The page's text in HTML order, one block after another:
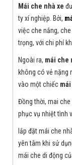
Mái che nhà xe
ty xí nghiệp. Bởi,
việc che nắng,
trọng, với chi phí
Ngoài ra, mái che
không có vẻ nặng
vào một chiếc
Đồng thời, mai
phục vụ nhiệt tình
lắp đặt mái che
yên tâm khi sử
mái che di động